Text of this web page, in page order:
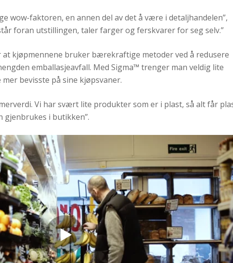
wow-faktoren, en annen del av det å være i detaljhandelen”,
foran utstillingen, taler farger og ferskvarer for seg selv.”
at kjøpmennene brukerbærekraftige metoder ved å redusere
emballasjeavfall. Med Sigma™ trenger man veldig lite
bevisste på sine kjøpsvaner.
Vi har svært lite produkter som er i plast, så alt får
gjenbrukes i butikken”.